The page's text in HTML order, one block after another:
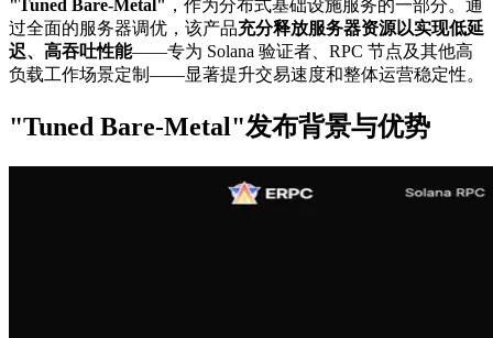
"Tuned Bare-Metal" ，作为分布式基础设施服务的一部分。通
过全面的服务器调优，该产品充分释放服务器资源以实现低延
迟、高吞吐性能——专为 Solana 验证者、RPC 节点及其他高
负载工作场景定制——显著提升交易速度和整体运营稳定性。
"Tuned Bare-Metal"发布背景与优势